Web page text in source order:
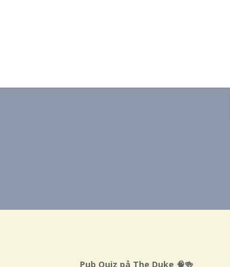
Pub Quiz på The Duke 🧠🍻